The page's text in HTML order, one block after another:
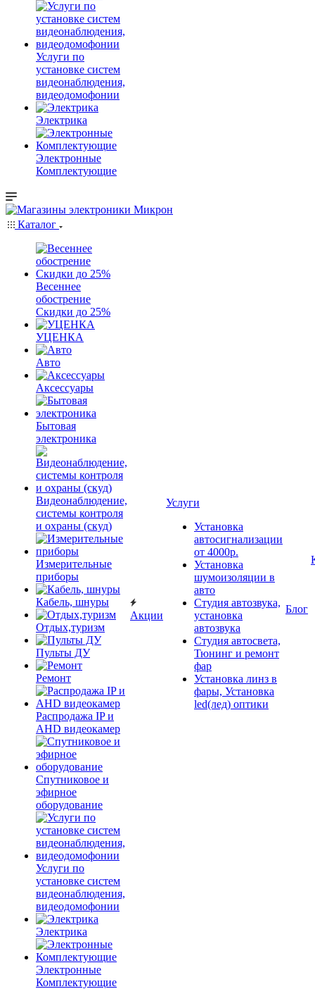
Услуги по
установке систем
видеонаблюдения,
видеодомофонии
Электрика
Электронные
Комплектующие
Каталог
Весеннее
обострение
Скидки до 25%
УЦЕНКА
Авто
Аксессуары
Бытовая
электроника
Видеонаблюдение,
системы контроля
и охраны (скуд)
Измерительные
приборы
Кабель, шнуры
Отдых,туризм
Пульты ДУ
Ремонт
Распродажа IP и
AHD видеокамер
Спутниковое и
эфирное
оборудование
Услуги по
установке систем
видеонаблюдения,
видеодомофонии
Электрика
Электронные
Комплектующие
Акции
Услуги
Установка
автосигнализации
от 4000р.
Установка
шумоизоляции в
авто
Студия автозвука,
установка
автозвука
Студия автосвета,
Тюнинг и ремонт
фар
Установка линз в
фары, Установка
led(лед) оптики
Блог